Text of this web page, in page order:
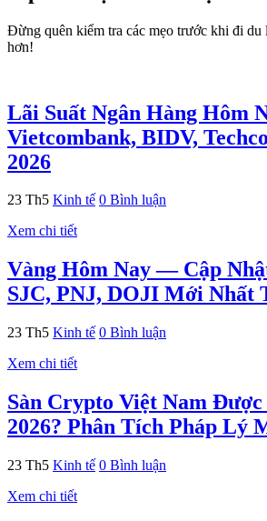
Đừng quên kiểm tra các mẹo trước khi đi
hơn!
Lãi Suất Ngân Hàng Hôm
Vietcombank, BIDV,
2026
23 Th5 Kinh tế 0 Bình luận
Xem chi tiết
Vàng Hôm Nay — Cập
SJC, PNJ, DOJI Mới Nhất
23 Th5 Kinh tế 0 Bình luận
Xem chi tiết
Sàn Crypto Việt Nam Được
2026? Phân Tích Pháp Lý
23 Th5 Kinh tế 0 Bình luận
Xem chi tiết